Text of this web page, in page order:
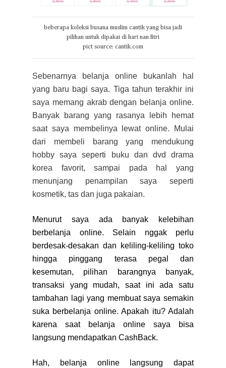
beberapa koleksi busana muslim cantik yang bisa jadi
pilihan untuk dipakai di hari nan fitri
pict source: cantik.com
Sebenarnya belanja online bukanlah hal
yang baru bagi saya. Tiga tahun terakhir ini
saya memang akrab dengan belanja online.
Banyak barang yang rasanya lebih hemat
saat saya membelinya lewat online. Mulai
dari membeli barang yang mendukung
hobby saya seperti buku dan dvd drama
korea favorit, sampai pada hal yang
menunjang penampilan saya seperti
kosmetik, tas dan juga pakaian.
Menurut saya ada banyak kelebihan
berbelanja online. Selain nggak perlu
berdesak-desakan dan keliling-keliling toko
hingga pinggang terasa pegal dan
kesemutan, pilihan barangnya banyak,
transaksi yang mudah, saat ini ada satu
tambahan lagi yang membuat saya semakin
suka berbelanja online. Apakah itu? Adalah
karena saat belanja online saya bisa
langsung mendapatkan CashBack.
Hah, belanja online langsung dapat